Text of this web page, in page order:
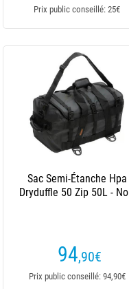
Prix public conseillé: 25€
Sac Semi-Étanche Hpa
Dryduffle 50 Zip 50L -
94,90€
Prix public conseillé: 94,90€